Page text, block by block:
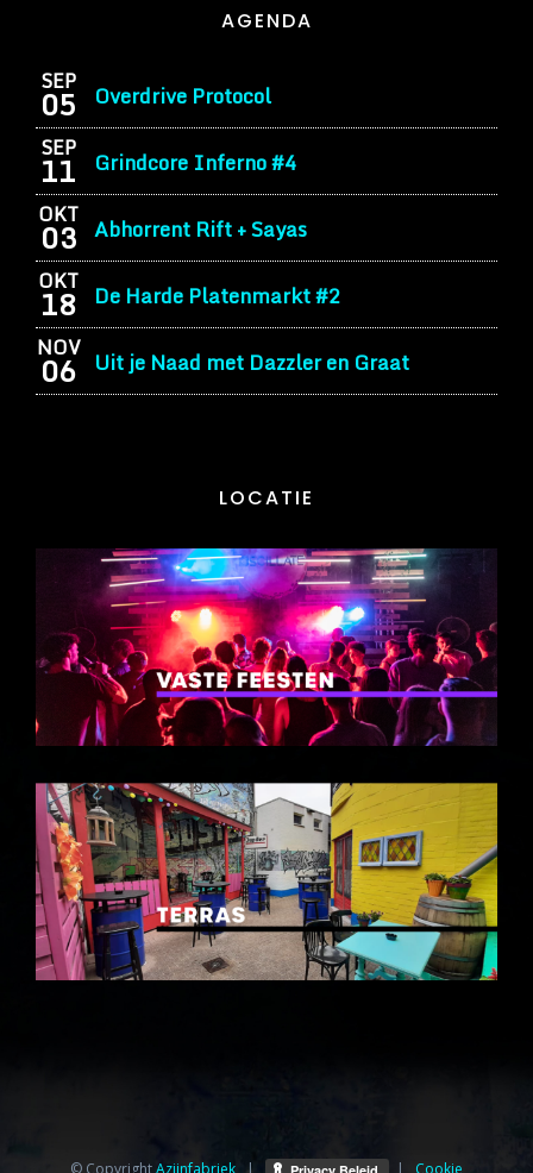
AGENDA
SEP
05 Overdrive Protocol
SEP
11 Grindcore Inferno #4
OKT
03 Abhorrent Rift + Sayas
OKT
18 De Harde Platenmarkt #2
NOV
06 Uit je Naad met Dazzler en Graat
LOCATIE
© CopyrightAzijnfabriek⁩ | | Cookie